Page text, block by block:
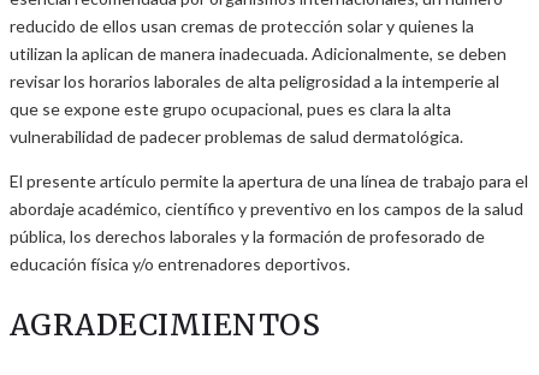
reducido de ellos usan cremas de protección solar y quienes la
utilizan la aplican de manera inadecuada. Adicionalmente, se deben
revisar los horarios laborales de alta peligrosidad a la intemperie al
que se expone este grupo ocupacional, pues es clara la alta
vulnerabilidad de padecer problemas de salud dermatológica.
El presente artículo permite la apertura de una línea de trabajo para el
abordaje académico, científico y preventivo en los campos de la salud
pública, los derechos laborales y la formación de profesorado de
educación física y/o entrenadores deportivos.
AGRADECIMIENTOS